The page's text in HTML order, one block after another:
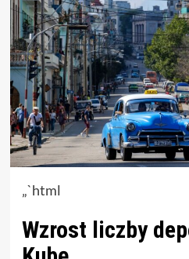
„`html
Wzrost liczby